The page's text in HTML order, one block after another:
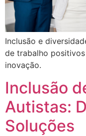
Inclusão e
de trabalho
inovação.
Inclusão
Autistas:
Soluções